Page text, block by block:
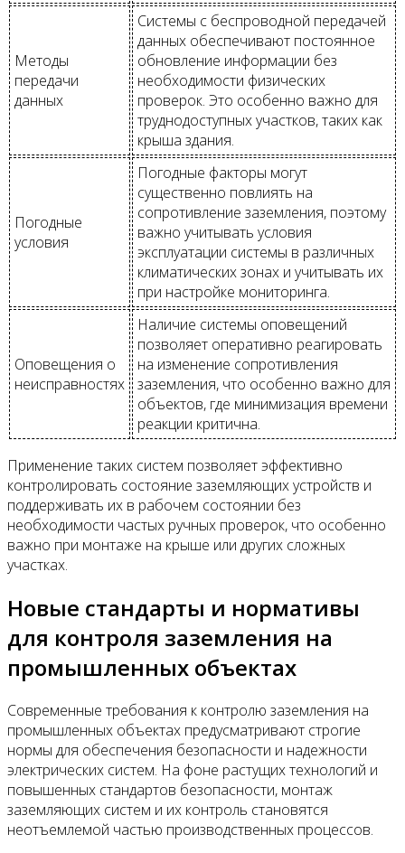
Методы
передачи
данных
Системы с беспроводной передачей
данных обеспечивают постоянное
обновление информации без
необходимости физических
проверок. Это особенно важно для
труднодоступных участков, таких как
крыша здания.
Погодные
условия
Погодные факторы могут
существенно повлиять на
сопротивление заземления, поэтому
важно учитывать условия
эксплуатации системы в различных
климатических зонах и учитывать их
при настройке мониторинга.
Оповещения о
неисправностях
Наличие системы оповещений
позволяет оперативно реагировать
на изменение сопротивления
заземления, что особенно важно для
объектов, где минимизация времени
реакции критична.
Применение таких систем позволяет эффективно
контролировать состояние заземляющих устройств и
поддерживать их в рабочем состоянии без
необходимости частых ручных проверок, что особенно
важно при монтаже на крыше или других сложных
участках.
Новые стандарты и нормативы
для контроля заземления на
промышленных объектах
Современные требования к контролю заземления на
промышленных объектах предусматривают строгие
нормы для обеспечения безопасности и надежности
электрических систем. На фоне растущих технологий и
повышенных стандартов безопасности, монтаж
заземляющих систем и их контроль становятся
неотъемлемой частью производственных процессов.